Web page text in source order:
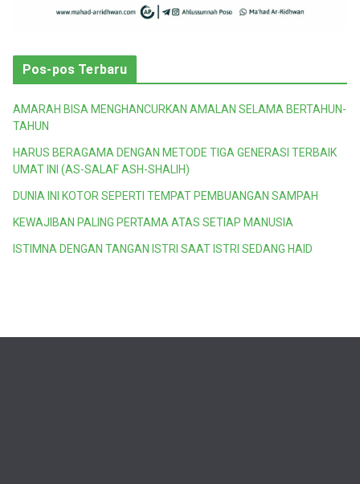
Pos-pos Terbaru
AMARAH BISA MENGHANCURKAN AMALAN SELAMA BERTAHUN-
TAHUN
HARUS BERAGAMA DENGAN METODE TIGA GENERASI TERBAIK
UMAT INI (AS-SALAF ASH-SHALIH)
DUNIA INI KOTOR SEPERTI TEMPAT PEMBUANGAN SAMPAH
KEWAJIBAN PALING PERTAMA ATAS SETIAP MANUSIA
ISTIMNA DENGAN TANGAN ISTRI SAAT ISTRI SEDANG HAID